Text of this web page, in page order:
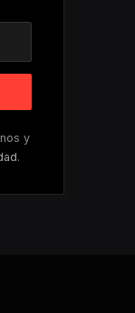
y
.